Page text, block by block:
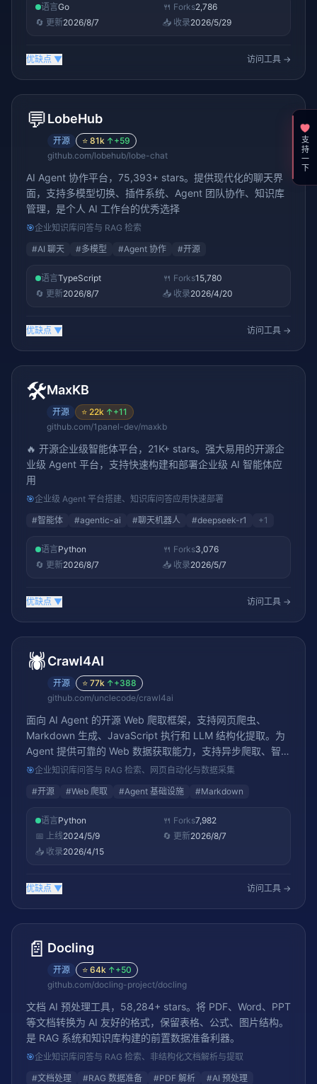
语言Go 🍴 Forks2,786
🔄 更新2026/8/7 📥 收录2026/5/29
优缺点 ▼ 访问工具 →
💬LobeHub
开源 ⭐ 81k ↑+59
github.com/lobehub/lobe-chat
AI Agent 协作平台，75,393+ stars。提供现代化的聊天界
面，支持多模型切换、插件系统、Agent 团队协作、知识库
管理，是个人 AI 工作台的优秀选择
🎯企业知识库问答与 RAG 检索
#AI 聊天 #多模型 #Agent 协作 #开源
语言TypeScript 🍴 Forks15,780
🔄 更新2026/8/7 📥 收录2026/4/20
优缺点 ▼ 访问工具 →
🛠️MaxKB
开源 ⭐ 22k ↑+11
github.com/1panel-dev/maxkb
🔥 开源企业级智能体平台，21K+ stars。强大易用的开源企
业级 Agent 平台，支持快速构建和部署企业级 AI 智能体应
用
🎯企业级 Agent 平台搭建、知识库问答应用快速部署
#智能体 #agentic-ai #聊天机器人 #deepseek-r1 +1
语言Python 🍴 Forks3,076
🔄 更新2026/8/7 📥 收录2026/5/7
优缺点 ▼ 访问工具 →
🕷️Crawl4AI
开源 ⭐ 77k ↑+388
github.com/unclecode/crawl4ai
面向 AI Agent 的开源 Web 爬取框架，支持网页爬虫、
Markdown 生成、JavaScript 执行和 LLM 结构化提取。为
Agent 提供可靠的 Web 数据获取能力，支持异步爬取、智能
去重和内容清洗，是构建 RAG 系统和 Agent 知识库的关键
🎯企业知识库问答与 RAG 检索、网页自动化与数据采集
#开源 #Web 爬取 #Agent 基础设施 #Markdown
语言Python 🍴 Forks7,982
📅 上线2024/5/9 🔄 更新2026/8/7
📥 收录2026/4/15
优缺点 ▼ 访问工具 →
📄 Docling
开源 ⭐ 64k ↑+50
github.com/docling-project/docling
文档 AI 预处理工具，58,284+ stars。将 PDF、Word、PPT
等文档转换为 AI 友好的格式，保留表格、公式、图片结构。
是 RAG 系统和知识库构建的前置数据准备利器。
🎯企业知识库问答与 RAG 检索、非结构化文档解析与提取
#文档处理 #RAG 数据准备 #PDF 解析 #AI 预处理
支持一下